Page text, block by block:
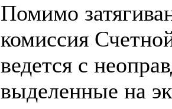
Помимо
комиссия
ведется с
выделенные на